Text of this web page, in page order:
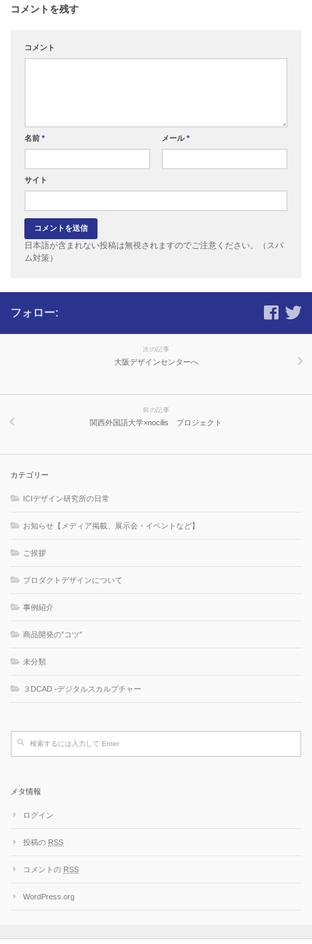
コメントを残す
コメント
名前 * メール*
サイト
日本語が含まれない投稿は無視されますのでご注意ください。（スパ
ム対策）
フォロー:
次の記事
大阪デザインセンターへ
前の記事
関西外国語大学×nocilis プロジェクト
カテゴリー
ICIデザイン研究所の日常
お知らせ【メディア掲載、展示会・イベントなど】
ご挨拶
プロダクトデザインについて
事例紹介
商品開発の”コツ”
未分類
３DCAD -デジタルスカルプチャー
メタ情報
ログイン
投稿の RSS
コメントの RSS
WordPress.org